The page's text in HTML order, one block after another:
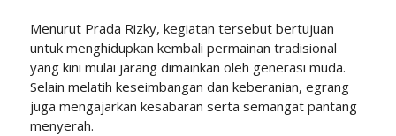
Menurut Prada Rizky, kegiatan tersebut bertujuan
untuk menghidupkan kembali permainan tradisional
yang kini mulai jarang dimainkan oleh generasi muda.
Selain melatih keseimbangan dan keberanian, egrang
juga mengajarkan kesabaran serta semangat pantang
menyerah.